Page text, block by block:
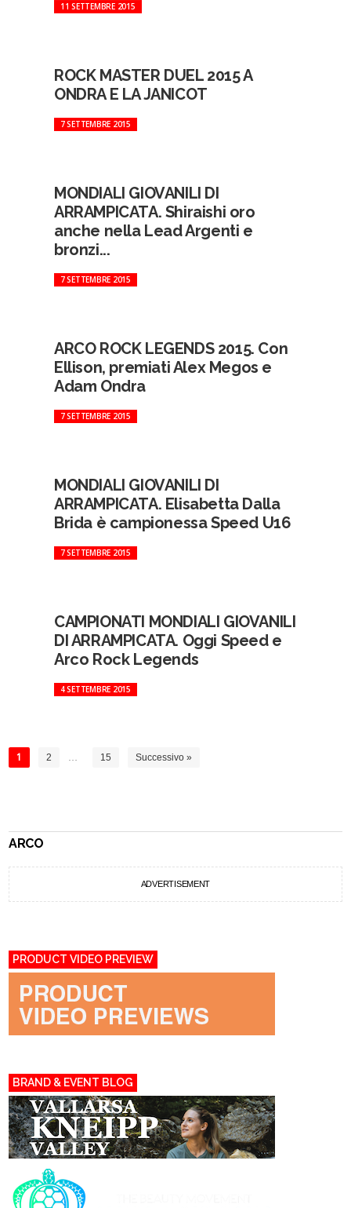
11 SETTEMBRE 2015
ROCK MASTER DUEL 2015 A
ONDRA E LA JANICOT
7 SETTEMBRE 2015
MONDIALI GIOVANILI DI
ARRAMPICATA. Shiraishi oro
anche nella Lead Argenti e
bronzi...
7 SETTEMBRE 2015
ARCO ROCK LEGENDS 2015. Con
Ellison, premiati Alex Megos e
Adam Ondra
7 SETTEMBRE 2015
MONDIALI GIOVANILI DI
ARRAMPICATA. Elisabetta Dalla
Brida è campionessa Speed U16
7 SETTEMBRE 2015
CAMPIONATI MONDIALI GIOVANILI
DI ARRAMPICATA. Oggi Speed e
Arco Rock Legends
4 SETTEMBRE 2015
1 2 … 15 Successivo »
ARCO
ADVERTISEMENT
PRODUCT VIDEO PREVIEW
BRAND & EVENT BLOG